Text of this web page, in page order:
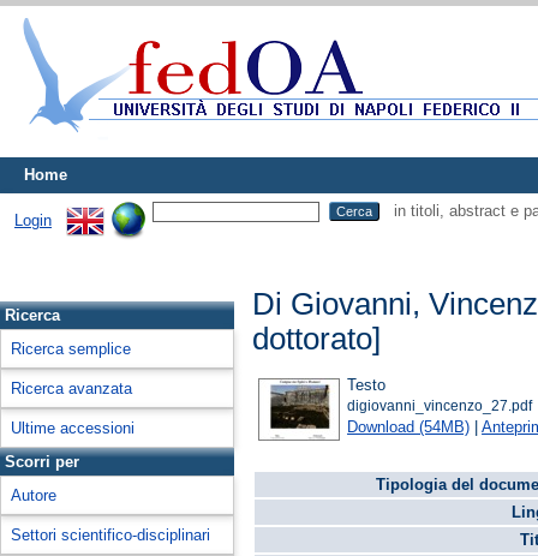
Home
Login
in titoli, abstract e
Ricerca
Ricerca semplice
Ricerca avanzata
Ultime accessioni
Scorri per
Autore
Settori scientifico-disciplinari
Di Giovanni,
dottorato]
Testo
digiovanni_vincenzo_27.pdf
Download (54MB) |
Tipologia del